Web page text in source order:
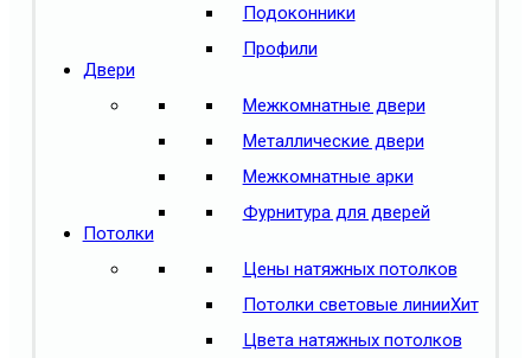
Подоконники
Профили
Двери
Межкомнатные двери
Металлические двери
Межкомнатные арки
Фурнитура для дверей
Потолки
Цены натяжных потолков
Потолки световые линииХит
Цвета натяжных потолков